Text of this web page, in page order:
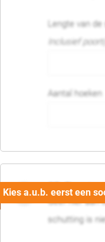
Lengte van
Inclusief
Aantal hoeken
05. Poort
Geef hier aan
schutting is